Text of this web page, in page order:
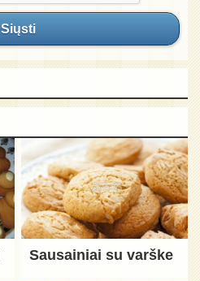
Siųsti
Sausainiai su varške